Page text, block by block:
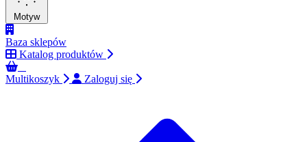
Motyw
Baza sklepów
Katalog produktów
Multikoszyk
Zaloguj się